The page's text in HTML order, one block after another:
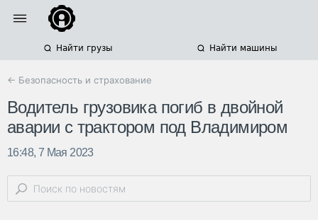
Найти грузы Найти машины
← Безопасность и страхование
Водитель грузовика погиб в двойной
аварии с трактором под Владимиром
16:48, 7 Мая 2023